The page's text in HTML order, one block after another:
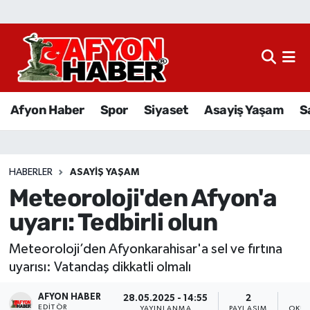
Afyon Haber Spor Siyaset Asayiş Yaşam
HABERLER ASAYIŞ YAŞAM
Meteoroloji'den Afyon'a
uyarı: Tedbirli olun
Meteoroloji’den Afyonkarahisar'a sel ve fırtına
uyarısı: Vatandaş dikkatli olmalı
AFYON HABER
EDITÖR
28.05.2025 - 14:55 2
Afyon Haber
Sağlık
Eğitim
Sivil Toplum
Ekonomi